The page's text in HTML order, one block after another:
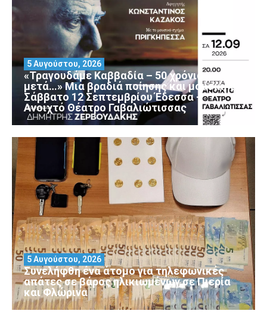
«Τραγουδάμε Καββαδία – 50 χρόνια
μετά…» Μια βραδιά ποίησης και μουσικής
Σάββατο 12 Σεπτεμβρίου Έδεσσα –
Ανοιχτό Θέατρο Γαβαλιώτισσας
5 Αυγούστου, 2026
Συνελήφθη ένα άτομο για τηλεφωνικές
απάτες σε βάρος ηλικιωμένων σε Πιερία
και Φλώρινα
5 Αυγούστου, 2026